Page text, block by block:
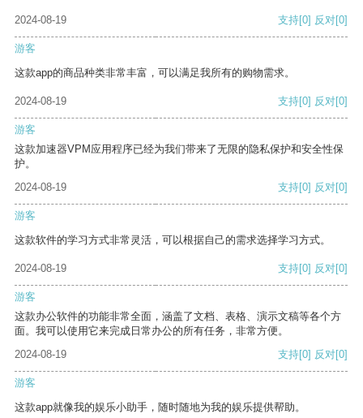
2024-08-19 支持[0] 反对[0]
游客
这款app的商品种类非常丰富，可以满足我所有的购物需求。
2024-08-19 支持[0] 反对[0]
游客
这款加速器VPM应用程序已经为我们带来了无限的隐私保护和安全性保
护。
2024-08-19
支持[0] 反对[0]
游客
这款软件的学习方式非常灵活，可以根据自己的需求选择学习方式。
2024-08-19 支持[0] 反对[0]
游客
这款办公软件的功能非常全面，涵盖了文档、表格、演示文稿等各个方
面。我可以使用它来完成日常办公的所有任务，非常方便。
2024-08-19
支持[0] 反对[0]
游客
这款app就像我的娱乐小助手，随时随地为我的娱乐提供帮助。